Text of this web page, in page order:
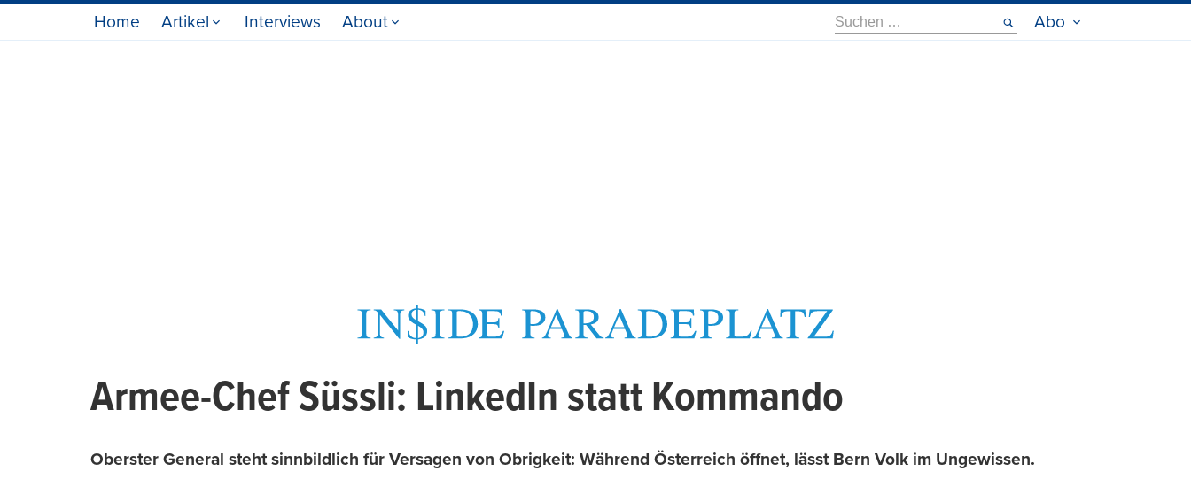
Home Artikel Interviews About
Suche
nach:
Abo
Armee-Chef Süssli: LinkedIn statt Kommando
Oberster General steht sinnbildlich für Versagen von Obrigkeit: Während Österreich öffnet, lässt Bern Volk im Ungewissen.